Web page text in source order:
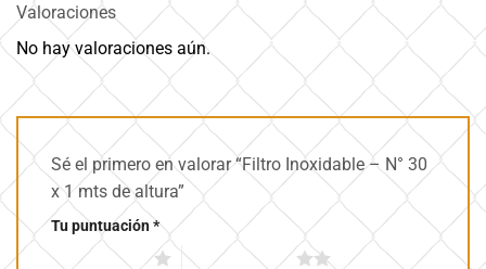
Valoraciones
No hay valoraciones aún.
Sé el primero en valorar “Filtro Inoxidable – N° 30
x 1 mts de altura”
Tu puntuación*
1 de 5 estrellas
2 de 5 estrellas